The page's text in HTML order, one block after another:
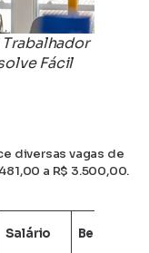
Fácil
diversas vagas de
a R$ 3.500,00.
Salário Benefícios